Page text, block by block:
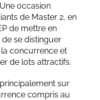
occasion
de Master 2, en
de mettre en
se distinguer
concurrence et
de lots attractifs.
sur
compris au